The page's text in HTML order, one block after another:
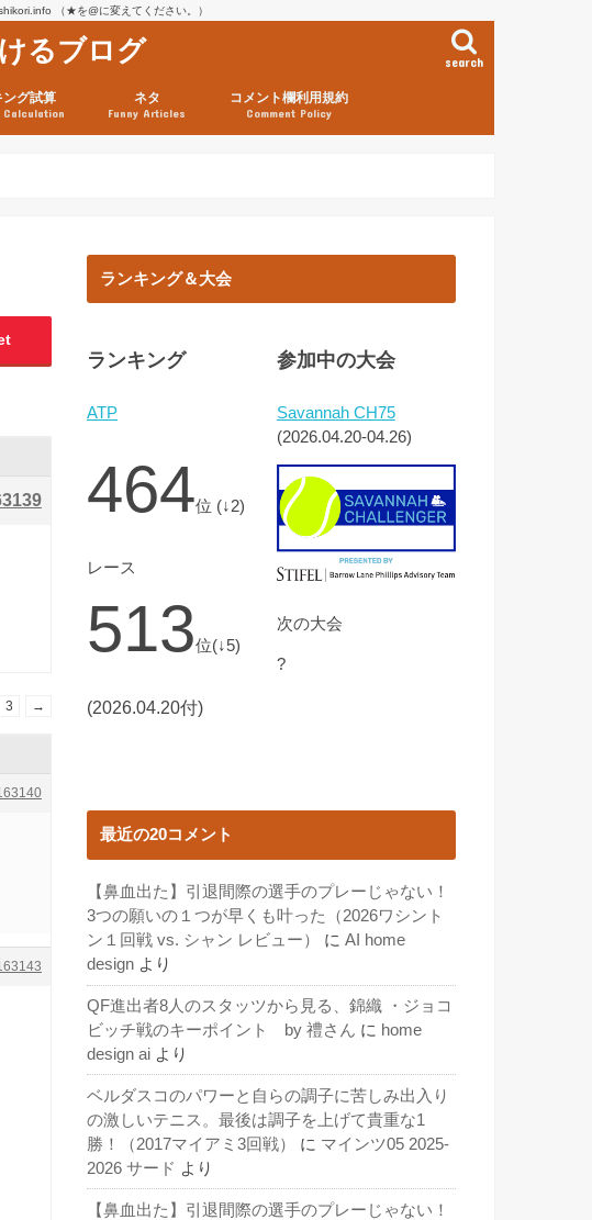
（★を@に変えてください。）
るブログ search
ング試算
Calculation
ネタ
Funny Articles
コメント欄利用規約
Comment Policy
3 →
ランキング＆大会
ランキング
ATP
464位 (↓2)
レース
513位(↓5)
(2026.04.20付)
参加中の大会
Savannah CH75
(2026.04.20-04.26)
次の大会
?
最近の20コメント
【鼻血出た】引退間際の選手のプレーじゃない！
3つの願いの１つが早くも叶った（2026ワシント
ン１回戦 vs. シャン レビュー）
に AI home
design より
QF進出者8人のスタッツから見る、錦織 ・ジョコ
ビッチ戦のキーポイント by 禮さん に home
design ai より
ベルダスコのパワーと自らの調子に苦しみ出入り
の激しいテニス。最後は調子を上げて貴重な1
勝！（2017マイアミ3回戦）
に マインツ05 2025-
2026 サード より
【鼻血出た】引退間際の選手のプレーじゃない！